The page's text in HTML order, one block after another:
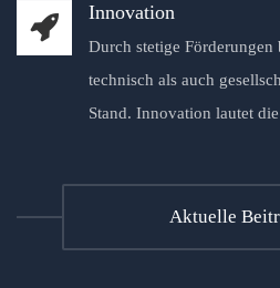
Innovation
Durch stetige
technisch als auch
Stand. Innovation lautet
Aktuelle